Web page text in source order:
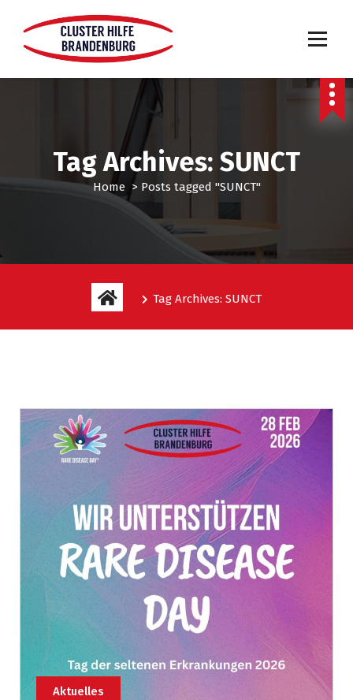
Tag Archives: SUNCT
Home> Posts tagged "SUNCT"
Tag Archives: SUNCT
Aktuelles